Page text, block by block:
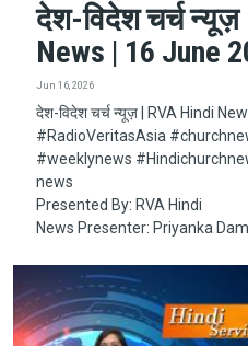
देश-विदेश चर्च न्यूज़
News | 16 June
Jun 16, 2026
देश-विदेश चर्च न्यूज़ | RVA Hindi
#RadioVeritasAsia​​​​​
#weeklynews​
news
Presented By: RVA Hindi
News Presenter: Priyanka